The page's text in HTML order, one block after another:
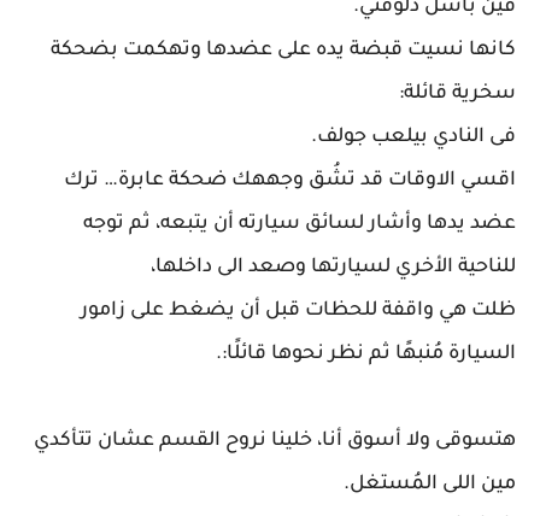
فين باسل دلوقتي.
كانها نسيت قبضة يده على عضدها وتهكمت بضحكة
سخرية قائلة:
فى النادي بيلعب جولف.
اقسي الاوقات قد تشُق وجههك ضحكة عابرة… ترك
عضد يدها وأشار لسائق سيارته أن يتبعه، ثم توجه
للناحية الأخري لسيارتها وصعد الى داخلها،
ظلت هي واقفة للحظات قبل أن يضغط على زامور
السيارة مُنبهًا ثم نظر نحوها قائلًا:.
هتسوقى ولا أسوق أنا، خلينا نروح القسم عشان تتأكدي
مين اللى المُستغل.